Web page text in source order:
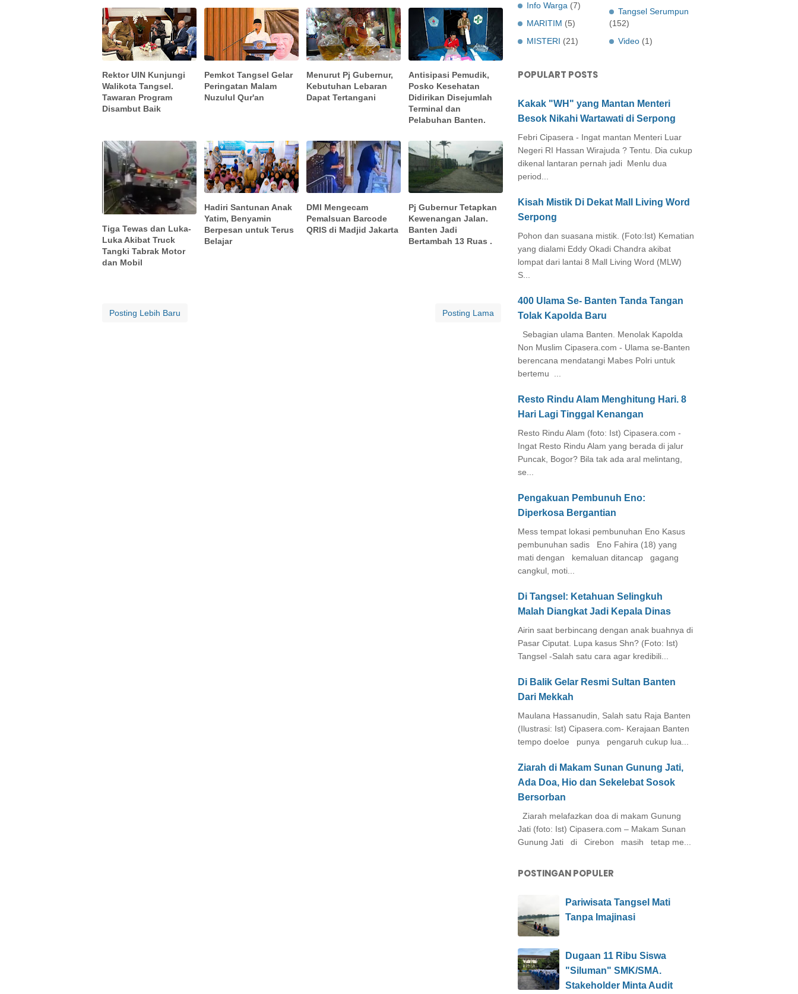
Rektor UIN Kunjungi
Walikota Tangsel.
Tawaran Program
Disambut Baik
Pemkot Tangsel Gelar
Peringatan Malam
Nuzulul Qur'an
Menurut Pj Gubernur,
Kebutuhan Lebaran
Dapat Tertangani
Antisipasi Pemudik,
Posko Kesehatan
Didirikan Disejumlah
Terminal dan
Pelabuhan Banten.
Tiga Tewas dan Luka-
Luka Akibat Truck
Tangki Tabrak Motor
dan Mobil
Hadiri Santunan Anak
Yatim, Benyamin
Berpesan untuk Terus
Belajar
DMI Mengecam
Pemalsuan Barcode
QRIS di Madjid Jakarta
Pj Gubernur Tetapkan
Kewenangan Jalan.
Banten Jadi
Bertambah 13 Ruas .
Posting Lebih Baru Posting Lama
Info Warga (7)
MARITIM (5)
MISTERI (21)
Tangsel Serumpun
(152)
Video (1)
POPULART POSTS
Kakak "WH" yang Mantan Menteri
Besok Nikahi Wartawati di Serpong
Febri Cipasera - Ingat mantan Menteri Luar
Negeri RI Hassan Wirajuda ? Tentu. Dia cukup
dikenal lantaran pernah jadi Menlu dua
period...
Kisah Mistik Di Dekat Mall Living Word
Serpong
Pohon dan suasana mistik. (Foto:Ist) Kematian
yang dialami Eddy Okadi Chandra akibat
lompat dari lantai 8 Mall Living Word (MLW)
S...
400 Ulama Se- Banten Tanda Tangan
Tolak Kapolda Baru
Sebagian ulama Banten. Menolak Kapolda
Non Muslim Cipasera.com - Ulama se-Banten
berencana mendatangi Mabes Polri untuk
bertemu ...
Resto Rindu Alam Menghitung Hari. 8
Hari Lagi Tinggal Kenangan
Resto Rindu Alam (foto: Ist) Cipasera.com -
Ingat Resto Rindu Alam yang berada di jalur
Puncak, Bogor? Bila tak ada aral melintang,
se...
Pengakuan Pembunuh Eno:
Diperkosa Bergantian
Mess tempat lokasi pembunuhan Eno Kasus
pembunuhan sadis Eno Fahira (18) yang
mati dengan kemaluan ditancap gagang
cangkul, moti...
Di Tangsel: Ketahuan Selingkuh
Malah Diangkat Jadi Kepala Dinas
Airin saat berbincang dengan anak buahnya di
Pasar Ciputat. Lupa kasus Shn? (Foto: Ist)
Tangsel -Salah satu cara agar kredibili...
Di Balik Gelar Resmi Sultan Banten
Dari Mekkah
Maulana Hassanudin, Salah satu Raja Banten
(Ilustrasi: Ist) Cipasera.com- Kerajaan Banten
tempo doeloe punya pengaruh cukup lua...
Ziarah di Makam Sunan Gunung Jati,
Ada Doa, Hio dan Sekelebat Sosok
Bersorban
Ziarah melafazkan doa di makam Gunung
Jati (foto: Ist) Cipasera.com – Makam Sunan
Gunung Jati di Cirebon masih tetap me...
POSTINGAN POPULER
Pariwisata Tangsel Mati
Tanpa Imajinasi
Dugaan 11 Ribu Siswa
"Siluman" SMK/SMA.
Stakeholder Minta Audit